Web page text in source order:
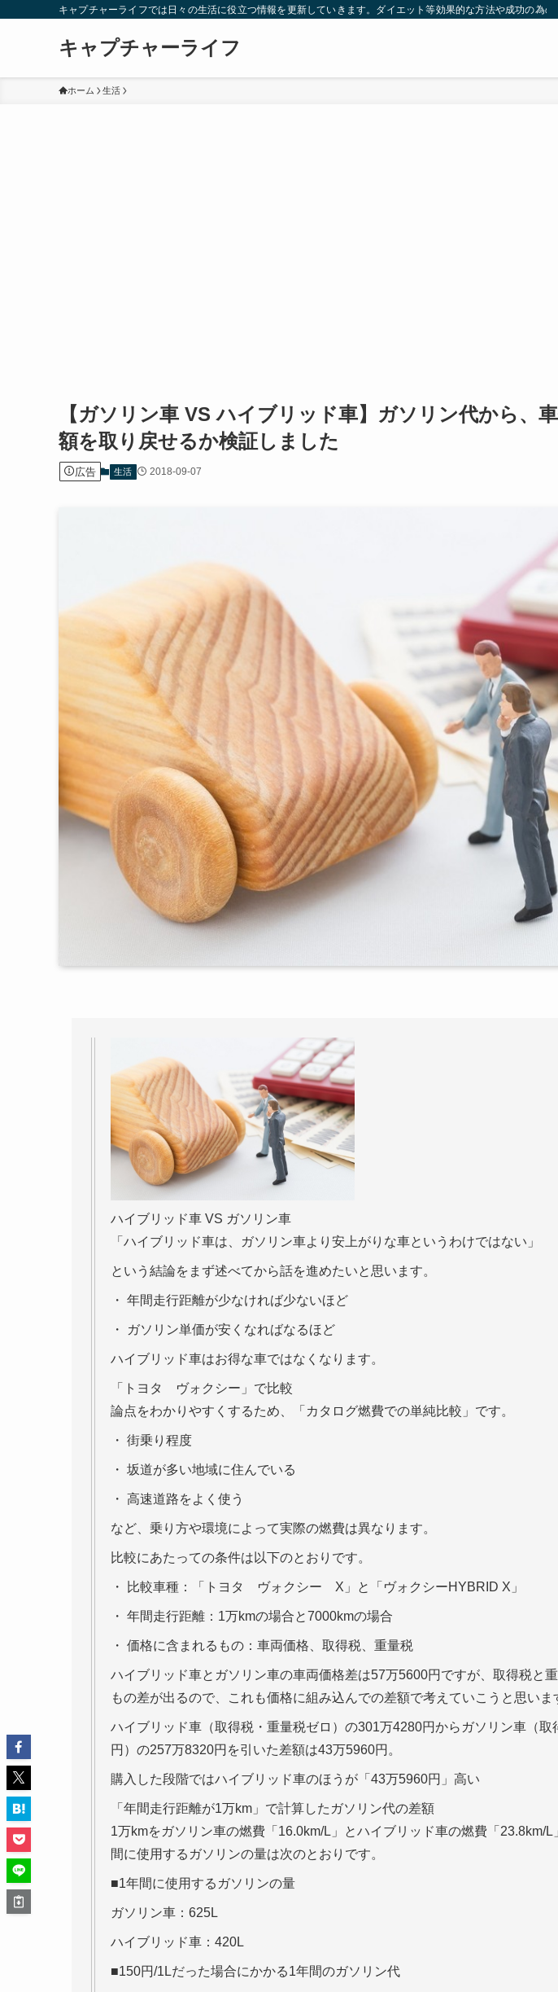
キャプチャーライフでは日々の生活に役立つ情報を更新していきます。ダイエット等効果的な方法や成功の
キャプチャーライフ
ホーム 生活
【ガソリン車 VS ハイブリッド車】ガソリン代から、
額を取り戻せるか検証しました
広告 生活 2018-09-07
ハイブリッド車 VS ガソリン車
「ハイブリッド車は、ガソリン車より安上がりな車というわけではない」
という結論をまず述べてから話を進めたいと思います。
・ 年間走行距離が少なければ少ないほど
・ ガソリン単価が安くなればなるほど
ハイブリッド車はお得な車ではなくなります。
「トヨタ ヴォクシー」で比較
論点をわかりやすくするため、「カタログ燃費での単純比較」です。
・ 街乗り程度
・ 坂道が多い地域に住んでいる
・ 高速道路をよく使う
など、乗り方や環境によって実際の燃費は異なります。
比較にあたっての条件は以下のとおりです。
・ 比較車種：「トヨタ ヴォクシー X」と「ヴォクシーHYBRID X」
・ 年間走行距離：1万kmの場合と7000kmの場合
・ 価格に含まれるもの：車両価格、取得税、重量税
ハイブリッド車とガソリン車の車両価格差は57万5600円ですが、取得税と
もの差が出るので、これも価格に組み込んでの差額で考えていこうと思いま
ハイブリッド車（取得税・重量税ゼロ）の301万4280円からガソリン車（
円）の257万8320円を引いた差額は43万5960円。
購入した段階ではハイブリッド車のほうが「43万5960円」高い
「年間走行距離が1万km」で計算したガソリン代の差額
1万kmをガソリン車の燃費「16.0km/L」とハイブリッド車の燃費「23.8km/
間に使用するガソリンの量は次のとおりです。
■1年間に使用するガソリンの量
ガソリン車：625L
ハイブリッド車：420L
■150円/1Lだった場合にかかる1年間のガソリン代